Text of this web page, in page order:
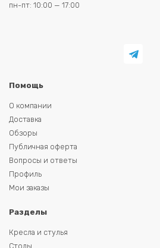
пн-пт: 10:00 — 17:00
Помощь
О компании
Доставка
Обзоры
Публичная оферта
Вопросы и ответы
Профиль
Мои заказы
Разделы
Кресла и стулья
Столы